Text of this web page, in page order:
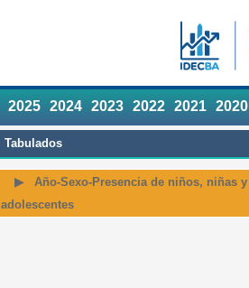
2025 2024 2023 2022 2021 2020
Tabulados
Año-Sexo-Presencia de niños, niñas y
adolescentes